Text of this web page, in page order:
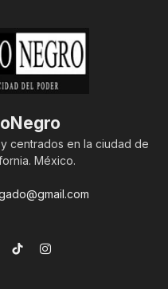
centrados en la ciudad de
México.
TikTokInstagram